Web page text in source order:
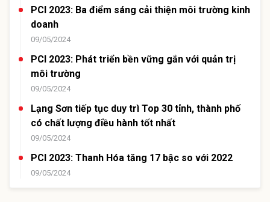
PCI 2023: Ba điểm sáng cải thiện môi trường kinh
doanh
09/05/2024
PCI 2023: Phát triển bền vững gắn với quản trị
môi trường
09/05/2024
Lạng Sơn tiếp tục duy trì Top 30 tỉnh, thành phố
có chất lượng điều hành tốt nhất
09/05/2024
PCI 2023: Thanh Hóa tăng 17 bậc so với 2022
09/05/2024